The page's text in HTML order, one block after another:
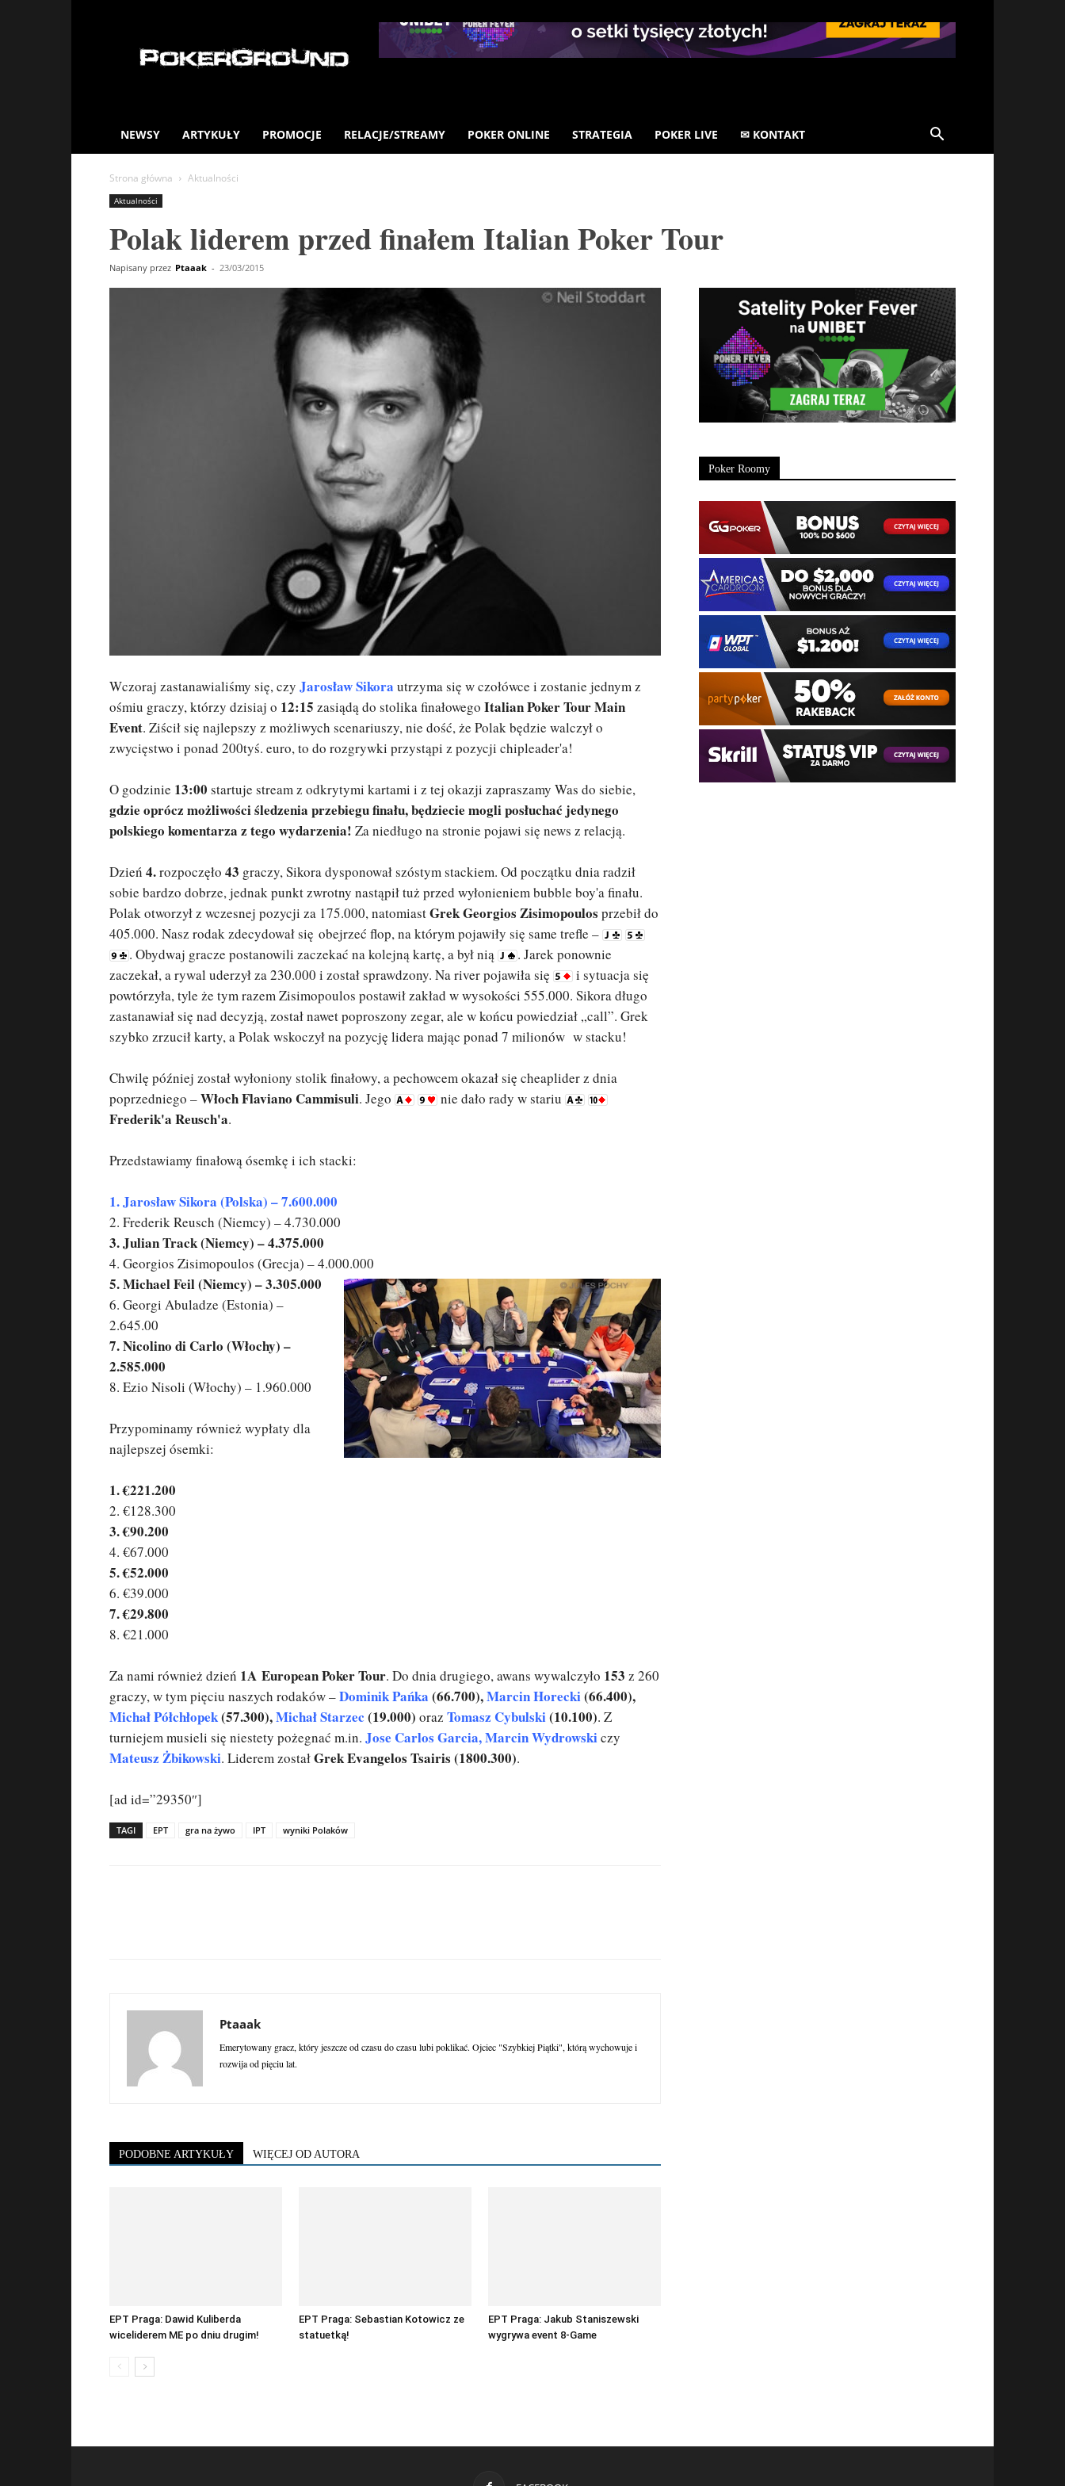
NEWSY ARTYKUŁY PROMOCJE RELACJE/STREAMY POKER ONLINE STRATEGIA POKER LIVE ✉ KONTAKT
Strona główna Aktualności
Aktualności
Polak liderem przed finałem Italian Poker Tour
Napisany przez Ptaaak - 23/03/2015
Wczoraj zastanawialiśmy się, czy Jarosław Sikora utrzyma się w czołówce i zostanie jednym z
ośmiu graczy, którzy dzisiaj o 12:15 zasiądą do stolika finałowego Italian Poker Tour Main
Event. Ziścił się najlepszy z możliwych scenariuszy, nie dość, że Polak będzie walczył o
zwycięstwo i ponad 200tyś. euro, to do rozgrywki przystąpi z pozycji chipleader'a!
O godzinie 13:00 startuje stream z odkrytymi kartami i z tej okazji zapraszamy Was do siebie,
gdzie oprócz możliwości śledzenia przebiegu finału, będziecie mogli posłuchać jedynego
polskiego komentarza z tego wydarzenia! Za niedługo na stronie pojawi się news z relacją.
Dzień 4.rozpoczęło 43 graczy, Sikora dysponował szóstym stackiem. Od początku dnia radził
sobie bardzo dobrze, jednak punkt zwrotny nastąpił tuż przed wyłonieniem bubble boy'a finału.
Polak otworzył z wczesnej pozycji za 175.000, natomiastGrek Georgios Zisimopoulos przebił do
405.000. Nasz rodak zdecydował się obejrzeć flop, na którym pojawiły się same trefle –
. Obydwaj gracze postanowili zaczekać na kolejną kartę, a był nią
. Jarek ponownie
zaczekał, a rywal uderzył za 230.000 i został sprawdzony. Na river pojawiła się
i sytuacja się
powtórzyła, tyle że tym razem Zisimopoulos postawił zakład w wysokości 555.000. Sikora długo
zastanawiał się nad decyzją, został nawet poproszony zegar, ale w końcu powiedział „call”. Grek
szybko zrzucił karty, a Polak wskoczył na pozycję lidera mając ponad 7 milionów w stacku!
Chwilę później został wyłoniony stolik finałowy, a pechowcem okazał się cheaplider z dnia
poprzedniego –Włoch Flaviano Cammisuli. Jego nie dało rady w stariu
Frederik'a Reusch'a.
Przedstawiamy finałową ósemkę i ich stacki:
1. Jarosław Sikora (Polska) – 7.600.000
2. Frederik Reusch (Niemcy) – 4.730.000
3. Julian Track (Niemcy) – 4.375.000
4. Georgios Zisimopoulos (Grecja) – 4.000.000
5. Michael Feil (Niemcy) – 3.305.000
6. Georgi Abuladze (Estonia) –
2.645.00
7. Nicolino di Carlo (Włochy) –
2.585.000
8. Ezio Nisoli (Włochy) – 1.960.000
Przypominamy również wypłaty dla
najlepszej ósemki:
1. €221.200
2. €128.300
3. €90.200
4. €67.000
5. €52.000
6. €39.000
7. €29.800
8. €21.000
Za nami również dzień 1A European Poker Tour. Do dnia drugiego, awans wywalczyło 153 z 260
graczy, w tym pięciu naszych rodaków –Dominik Pańka (66.700),Marcin Horecki(66.400),
Michał Półchłopek(57.300),Michał Starzec (19.000) oraz Tomasz Cybulski(10.100). Z
turniejem musieli się niestety pożegnać m.in. Jose Carlos Garcia, Marcin Wydrowskiczy
Mateusz Żbikowski. Liderem zostałGrek Evangelos Tsairis (1800.300).
[ad id=”29350″]
TAGI EPT gra na żywo IPT wyniki Polaków
Ptaaak
Emerytowany gracz, który jeszcze od czasu do czasu lubi poklikać. Ojciec "Szybkiej Piątki", którą wychowuje i
rozwija od pięciu lat.
PODOBNE ARTYKUŁY WIĘCEJ OD AUTORA
EPT Praga: Dawid Kuliberda
wiceliderem ME po dniu drugim!
EPT Praga: Sebastian Kotowicz ze
statuetką!
EPT Praga: Jakub Staniszewski
wygrywa event 8-Game
Poker Roomy